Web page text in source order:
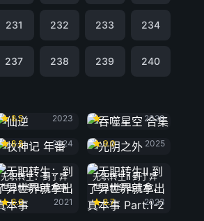
231 232 233 234
237 238 239 240
8.5
2023
2020
牧神记 年番
8.8
2024
光阴之外
9.0
2025
无职转生：到了异
世界就拿出真本事
6.6
2021
无职转生Ⅱ 到了异
世界就拿出真本事
Part.1-2
8.7
2023